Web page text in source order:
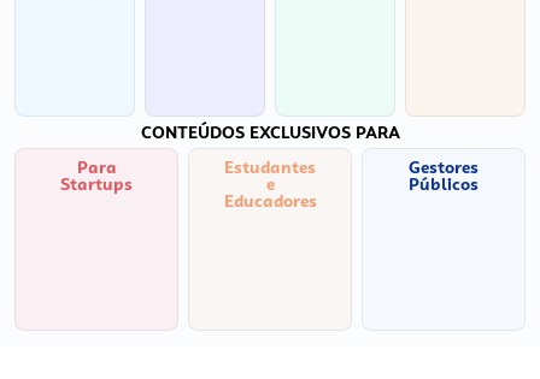
CONTEÚDOS EXCLUSIVOS PARA
Para
Startups
Estudantes
e
Educadores
Gestores
Públicos